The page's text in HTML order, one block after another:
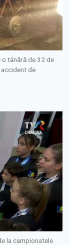
o tânără de 32 de
de
la campionatele